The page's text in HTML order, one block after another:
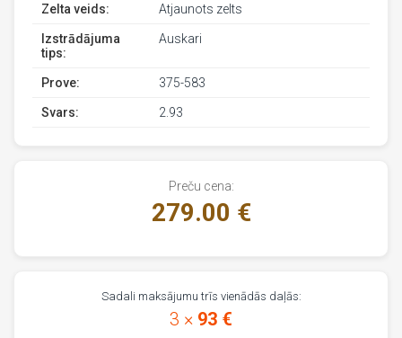
Zelta veids: Atjaunots zelts
Izstrādājuma
tips:
Auskari
Prove: 375-583
Svars: 2.93
Preču cena:
279.00 €
Sadali maksājumu trīs vienādās daļās:
3 × 93 €